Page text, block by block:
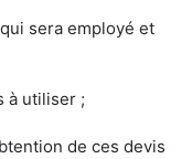
sera employé et
à utiliser ;
de ces devis